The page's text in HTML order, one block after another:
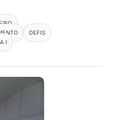
DEFIS
I